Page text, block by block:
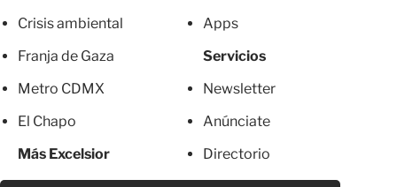
Crisis ambiental
Franja de Gaza
Metro CDMX
El Chapo
Más Excelsior
Apps
Servicios
Newsletter
Anúnciate
Directorio